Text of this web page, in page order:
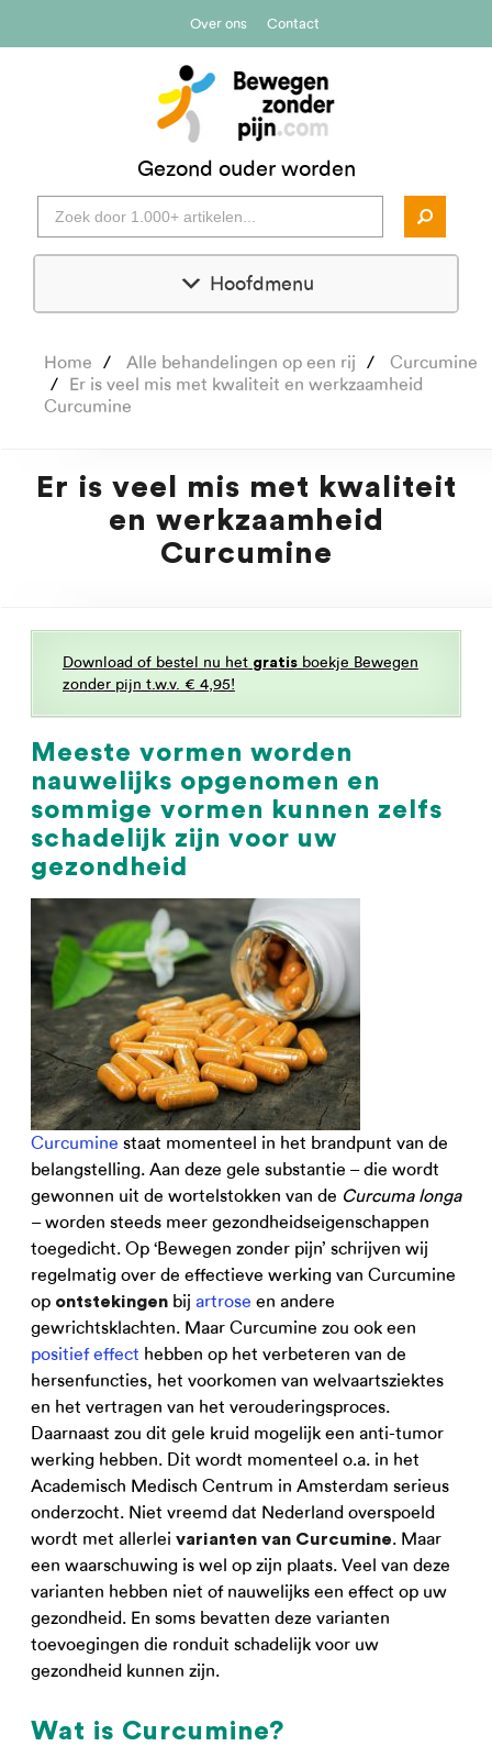
Over ons Contact
Gezond ouder worden
Hoofdmenu
Home Alle behandelingen op een rij
Curcumine
Er is veel mis met kwaliteit en werkzaamheid
Curcumine
Er is veel mis met kwaliteit
en werkzaamheid
Curcumine
Download of bestel nu het gratis boekje Bewegen
zonder pijn t.w.v. € 4,95!
Meeste vormen worden
nauwelijks opgenomen en
sommige vormen kunnen zelfs
schadelijk zijn voor uw
gezondheid
Curcumine staat momenteel in het brandpunt van de
belangstelling. Aan deze gele substantie – die wordt
gewonnen uit de wortelstokken van de Curcuma longa
– worden steeds meer gezondheidseigenschappen
toegedicht. Op ‘Bewegen zonder pijn’ schrijven wij
regelmatig over de effectieve werking van Curcumine
op ontstekingen bij artrose en andere
gewrichtsklachten. Maar Curcumine zou ook een
positief effect hebben op het verbeteren van de
hersenfuncties, het voorkomen van welvaartsziektes
en het vertragen van het verouderingsproces.
Daarnaast zou dit gele kruid mogelijk een anti-tumor
werking hebben. Dit wordt momenteel o.a. in het
Academisch Medisch Centrum in Amsterdam serieus
onderzocht. Niet vreemd dat Nederland overspoeld
wordt met allerlei varianten van Curcumine. Maar
een waarschuwing is wel op zijn plaats. Veel van deze
varianten hebben niet of nauwelijks een effect op uw
gezondheid. En soms bevatten deze varianten
toevoegingen die ronduit schadelijk voor uw
gezondheid kunnen zijn.
Wat is Curcumine?